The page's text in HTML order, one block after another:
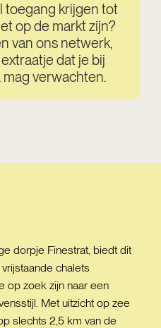
toegang krijgen tot
op de markt zijn?
van ons netwerk,
dat je bij
verwachten.
dorpje Finestrat, biedt dit
chalets
op zoek zijn naar een
Met uitzicht op zee
slechts 2,5 km van de